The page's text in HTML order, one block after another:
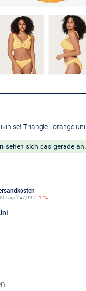
Triangle- orange uni
sehen sich das gerade an.
Tage):47,99€ -17%